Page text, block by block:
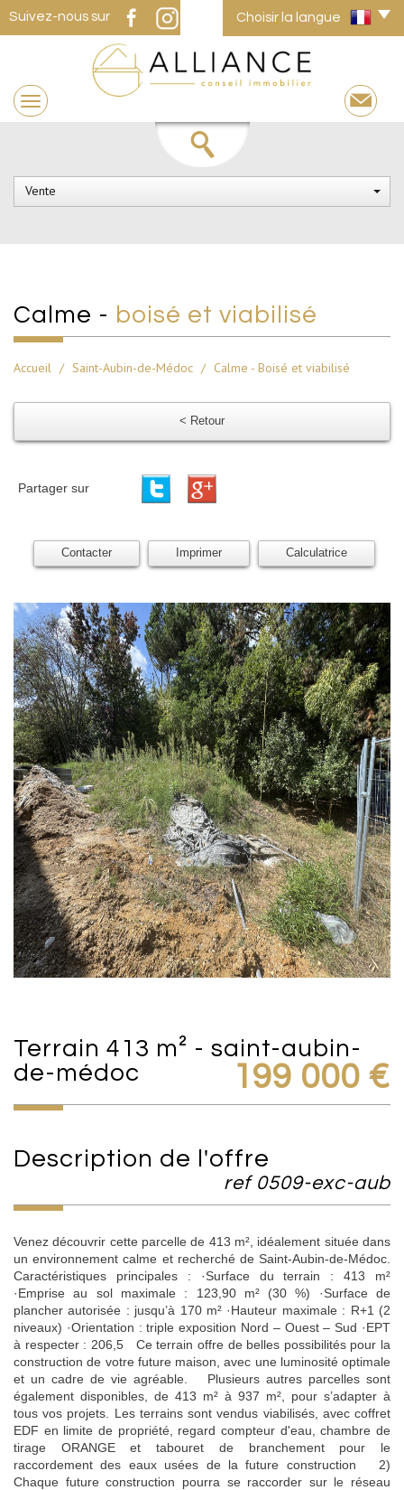
Suivez-nous sur Choisir la langue
Vente
calme - boisé et viabilisé
Accueil Saint-Aubin-de-Médoc Calme - Boisé et viabilisé
< Retour
Partager sur
Contacter Imprimer Calculatrice
terrain 413 m² - saint-aubin-
de-médoc
199 000 €
description de l'offre
ref 0509-exc-aub
Venez découvrir cette parcelle de 413 m², idéalement située dans
un environnement calme et recherché de Saint-Aubin-de-Médoc.
Caractéristiques principales : ·Surface du terrain : 413 m²
·Emprise au sol maximale : 123,90 m² (30 %) ·Surface de
plancher autorisée : jusqu’à 170 m² ·Hauteur maximale : R+1 (2
niveaux) ·Orientation : triple exposition Nord – Ouest – Sud ·EPT
à respecter : 206,5 Ce terrain offre de belles possibilités pour la
construction de votre future maison, avec une luminosité optimale
et un cadre de vie agréable. Plusieurs autres parcelles sont
également disponibles, de 413 m² à 937 m², pour s’adapter à
tous vos projets. Les terrains sont vendus viabilisés, avec coffret
EDF en limite de propriété, regard compteur d'eau, chambre de
tirage ORANGE et tabouret de branchement pour le
raccordement des eaux usées de la future construction 2)
Chaque future construction pourra se raccorder sur le réseau